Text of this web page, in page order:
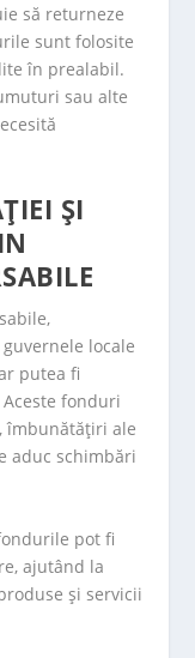
să returneze
sunt folosite
în prealabil.
sau alte
ȘI
locale
putea fi
fonduri
îmbunătățiri ale
aduc schimbări
pot fi
ajutând la
și servicii